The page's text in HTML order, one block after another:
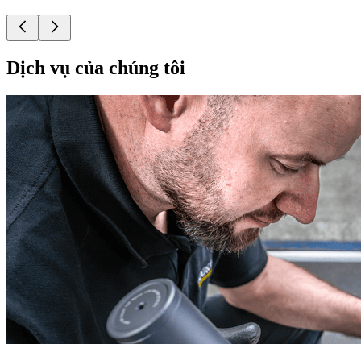
Dịch vụ của chúng tôi